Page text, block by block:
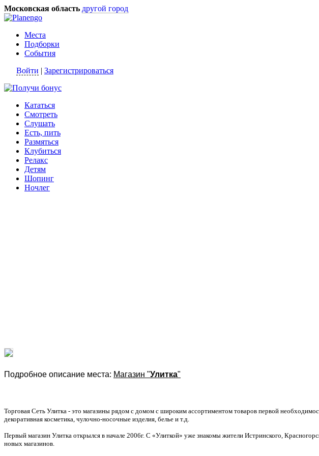
Московская область другой город
Места
Подборки
События
Войти | Зарегистрироваться
Кататься
Смотреть
Слушать
Есть, пить
Размяться
Клубиться
Релакс
Детям
Шопинг
Ночлег
Подробное описание места: Магазин "Улитка"
Торговая Сеть Улитка - это магазины рядом с домом с широким ассортиментом товаров первой
декоративная косметика, чулочно-носочные изделия, белье и т.д.
Первый магазин Улитка открылся в начале 2006г. С «Улиткой» уже знакомы жители Истринского,
новых магазинов.